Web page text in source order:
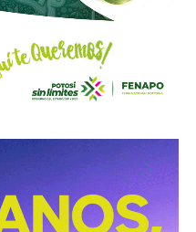
cumplan las
una sanción de seis
de una sanción
Primera de Justicia